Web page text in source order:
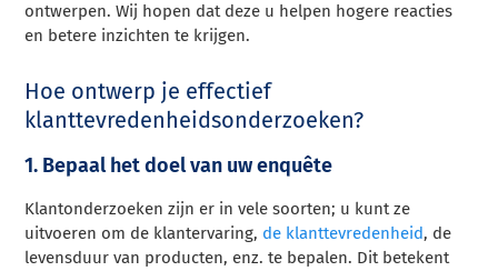
ontwerpen. Wij hopen dat deze u helpen hogere reacties
en betere inzichten te krijgen.
Hoe ontwerp je effectief
klanttevredenheidsonderzoeken?
1. Bepaal het doel van uw enquête
Klantonderzoeken zijn er in vele soorten; u kunt ze
uitvoeren om de klantervaring, de klanttevredenheid, de
levensduur van producten, enz. te bepalen. Dit betekent